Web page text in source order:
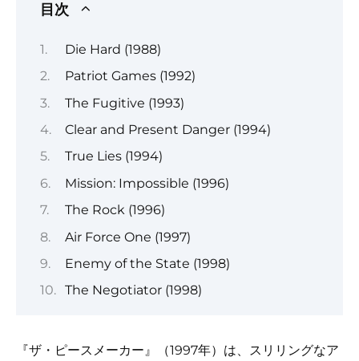
目次
Die Hard (1988)
Patriot Games (1992)
The Fugitive (1993)
Clear and Present Danger (1994)
True Lies (1994)
Mission: Impossible (1996)
The Rock (1996)
Air Force One (1997)
Enemy of the State (1998)
The Negotiator (1998)
『ザ・ピースメーカー』（1997年）は、スリリングなア